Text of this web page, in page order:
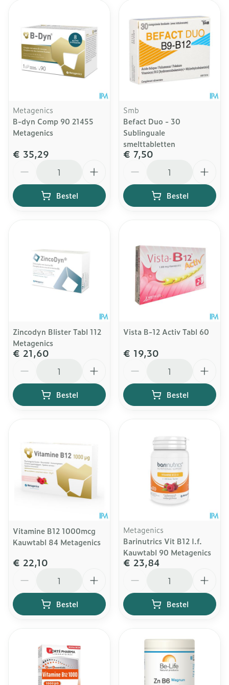
Metagenics
B-dyn Comp 90 21455
Metagenics
€ 35,29
Bestel
Smb
Befact Duo - 30
Sublinguale
smelttabletten
€ 7,50
Bestel
Zincodyn Blister Tabl 112
Metagenics
€ 21,60
Bestel
Vista B-12 Activ Tabl 60
€ 19,30
Bestel
Vitamine B12 1000mcg
Kauwtabl 84 Metagenics
€ 22,10
Bestel
Metagenics
Barinutrics Vit B12 I.f.
Kauwtabl 90 Metagenics
€ 23,84
Bestel